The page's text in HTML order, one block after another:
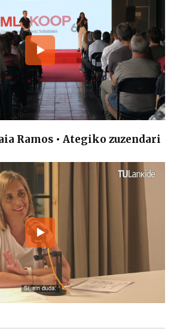
Ramos • Ategiko zuzendari